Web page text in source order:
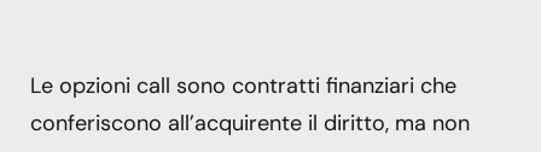
Le opzioni call sono contratti finanziari che
conferiscono all’acquirente il diritto, ma non